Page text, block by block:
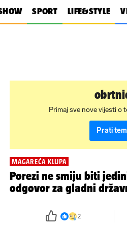
SPORT LIFE&STYLE
Primaj sve nove vijesti o
Prati
MAGAREĆA KLUPA
Porezi ne smiju biti
odgovor za gladni
2